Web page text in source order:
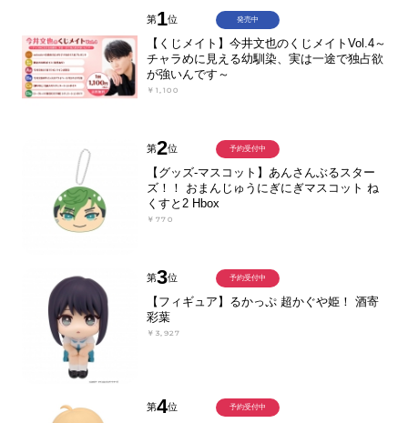
第1位
【くじメイト】今井文也のくじメイトVol.4～
チャラめに見える幼馴染、実は一途で独占欲
が強いんです～
￥1,100
発売中
第2位
【グッズ-マスコット】あんさんぶるスター
ズ！！ おまんじゅうにぎにぎマスコット ね
くすと2 Hbox
￥770
予約受付中
第3位
【フィギュア】るかっぷ 超かぐや姫！ 酒寄
彩葉
￥3,927
予約受付中
第4位 予約受付中